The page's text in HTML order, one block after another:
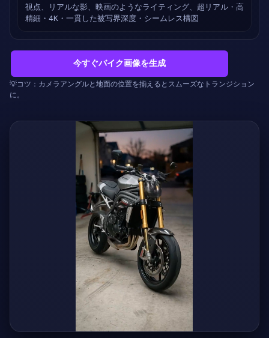
視点、リアルな影、映画のようなライティング、超リアル・高
精細・4K・一貫した被写界深度・シームレス構図
今すぐバイク画像を生成
💡コツ：カメラアングルと地面の位置を揃えるとスムーズなトランジション
に。